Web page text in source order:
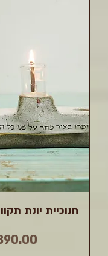
חנוכיית יונת
מחיר